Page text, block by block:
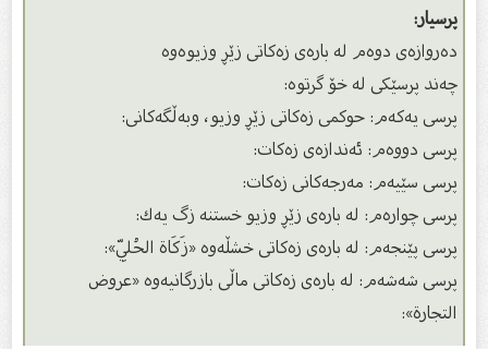
پرسیار:
ده‌روازه‌ى دوه‌م له‌ باره‌ى زه‌كاتی زێڕ وزیوه‌وه‌
چه‌ند پرسێكی له‌ خۆ گرتوه‌:
پرسى یه‌كه‌م: حوكمی زه‌كاتی زێڕ وزیو، وبه‌ڵگه‌كانی:
پرسى دووه‌م: ئه‌ندازه‌ى زه‌كات:
پرسى سێیه‌م: مه‌رجه‌كانی زه‌كات:
پرسى چواره‌م: له‌ باره‌ى زێڕ وزیو خستنه‌ زگ یه‌ك:
پرسى پێنجه‌م: له‌ باره‌ى زه‌كاتی خشڵه‌وه‌ «زَكَاة الحُلِيّ»:
پرسى شه‌شه‌م: له‌ باره‌ى زه‌كاتی ماڵی بازرگانیه‌وه‌ «عروض
التجارة»: